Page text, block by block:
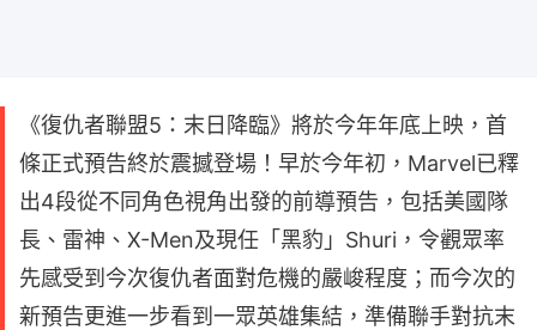
《復仇者聯盟5：末日降臨》將於今年年底上映，首
條正式預告終於震撼登場！早於今年初，Marvel已釋
出4段從不同角色視角出發的前導預告，包括美國隊
長、雷神、X-Men及現任「黑豹」Shuri，令觀眾率
先感受到今次復仇者面對危機的嚴峻程度；而今次的
新預告更進一步看到一眾英雄集結，準備聯手對抗末